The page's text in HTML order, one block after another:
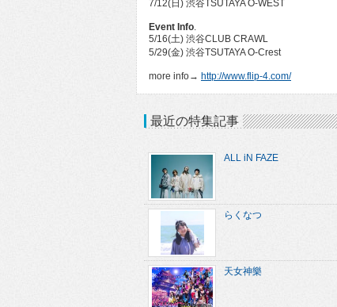
7/12(日) 渋谷TSUTAYA O-WEST
Event Info.
5/16(土) 渋谷CLUB CRAWL
5/29(金) 渋谷TSUTAYA O-Crest
more info→ http://www.flip-4.com/
最近の特集記事
ALL iN FAZE
らくなつ
天女神樂